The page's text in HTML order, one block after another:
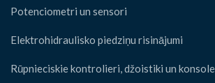
Potenciometri un sensori
Elektrohidraulisko piedziņu risinājumi
Rūpnieciskie kontrolieri, džoistiki un